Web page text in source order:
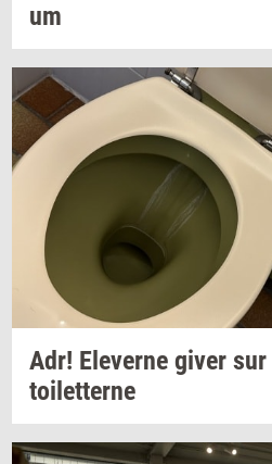
um
Adr! Ele­ver­ne giver sur
toilet­ter­ne